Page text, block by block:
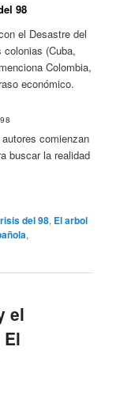
98
el Desastre del
(Cuba,
Colombia,
económico.
comienzan
buscar la realidad
del 98, El arbol
,
el